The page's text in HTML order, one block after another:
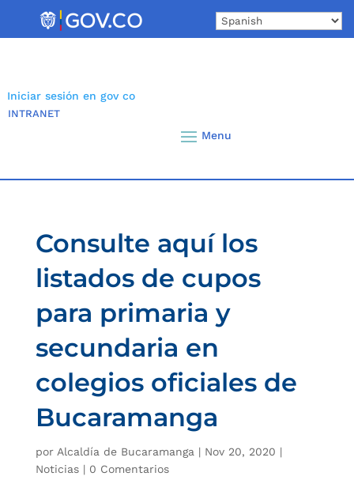
Iniciar sesión en gov co
INTRANET
Consulte aquí los
listados de cupos
para primaria y
secundaria en
colegios oficiales de
Bucaramanga
por Alcaldía de Bucaramanga | Nov 20, 2020 |
Noticias| 0 Comentarios